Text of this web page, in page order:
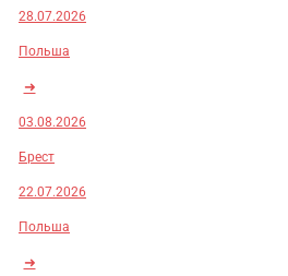
28.07.2026
Польша
➜
03.08.2026
Брест
22.07.2026
Польша
➜